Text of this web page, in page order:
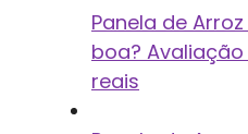
Panela de
boa?
reais